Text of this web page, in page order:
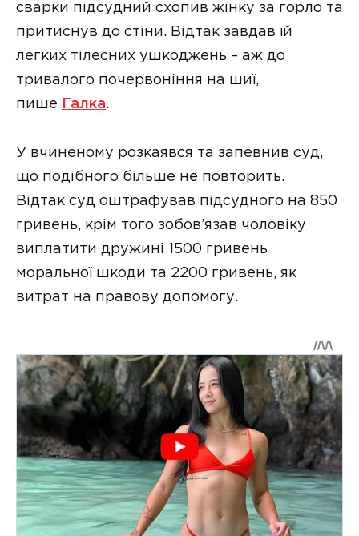
сварки підсудний схопив жінку за горло та
притиснув до стіни. Відтак завдав їй
легких тілесних ушкоджень – аж до
тривалого почервоніння на шиї,
пише
Галка.
У вчиненому розкаявся та запевнив суд,
що подібного більше не повторить.
Відтак суд оштрафував підсудного на 850
гривень, крім того зобов’язав чоловіку
виплатити дружині 1500 гривень
моральної шкоди та 2200 гривень, як
витрат на правову допомогу.